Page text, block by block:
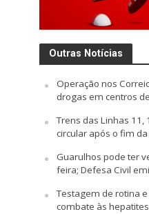
Outras Notícias
Operação nos
drogas em centros
Trens das Linhas 11,
circular após o fim
Guarulhos pode ter
feira; Defesa Civil
Testagem de rotina
combate às